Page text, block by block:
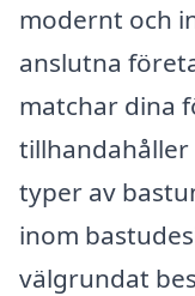
modernt och
anslutna
matchar dina
typer av
inom
välgrundat